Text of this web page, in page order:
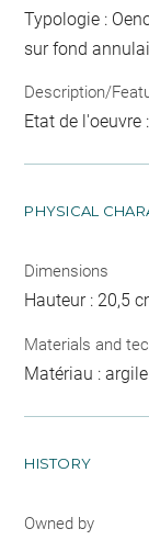
Typologie :
sur fond
Description/
Etat de l'oeuvre
PHYSICAL
Dimensions
Hauteur : 20,5
Materials and
Matériau : argile
HISTORY
Owned by